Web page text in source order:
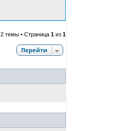
2 темы • Страница 1 из 1
Перейти